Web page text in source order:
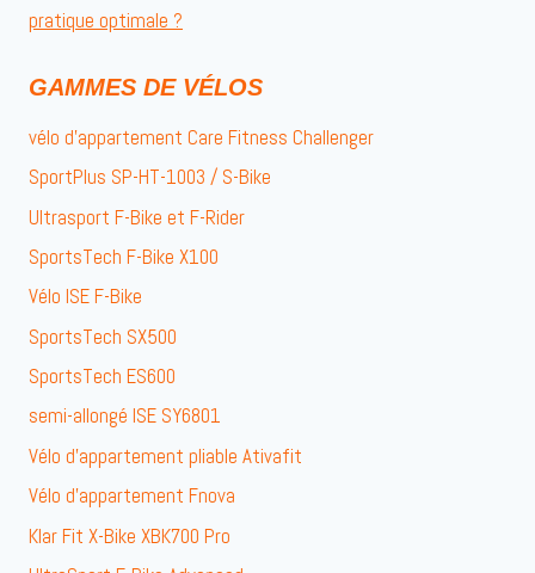
pratique optimale ?
GAMMES DE VÉLOS
vélo d’appartement Care Fitness Challenger
SportPlus SP-HT-1003 / S-Bike
Ultrasport F-Bike et F-Rider
SportsTech F-Bike X100
Vélo ISE F-Bike
SportsTech SX500
SportsTech ES600
semi-allongé ISE SY6801
Vélo d’appartement pliable Ativafit
Vélo d’appartement Fnova
Klar Fit X-Bike XBK700 Pro